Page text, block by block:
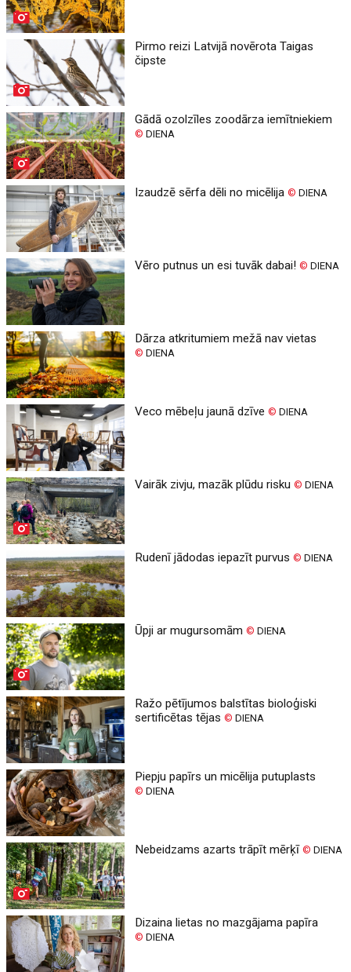
Pirmo reizi Latvijā novērota Taigas
čipste
Gādā ozolzīles zoodārza iemītniekiem
© DIENA
Izaudzē sērfa dēli no micēlija© DIENA
Vēro putnus un esi tuvāk dabai!© DIENA
Dārza atkritumiem mežā nav vietas
© DIENA
Veco mēbeļu jaunā dzīve© DIENA
Vairāk zivju, mazāk plūdu risku© DIENA
Rudenī jādodas iepazīt purvus© DIENA
Ūpji ar mugursomām© DIENA
Ražo pētījumos balstītas bioloģiski
sertificētas tējas© DIENA
Piepju papīrs un micēlija putuplasts
© DIENA
Nebeidzams azarts trāpīt mērķī© DIENA
Dizaina lietas no mazgājama papīra
© DIENA